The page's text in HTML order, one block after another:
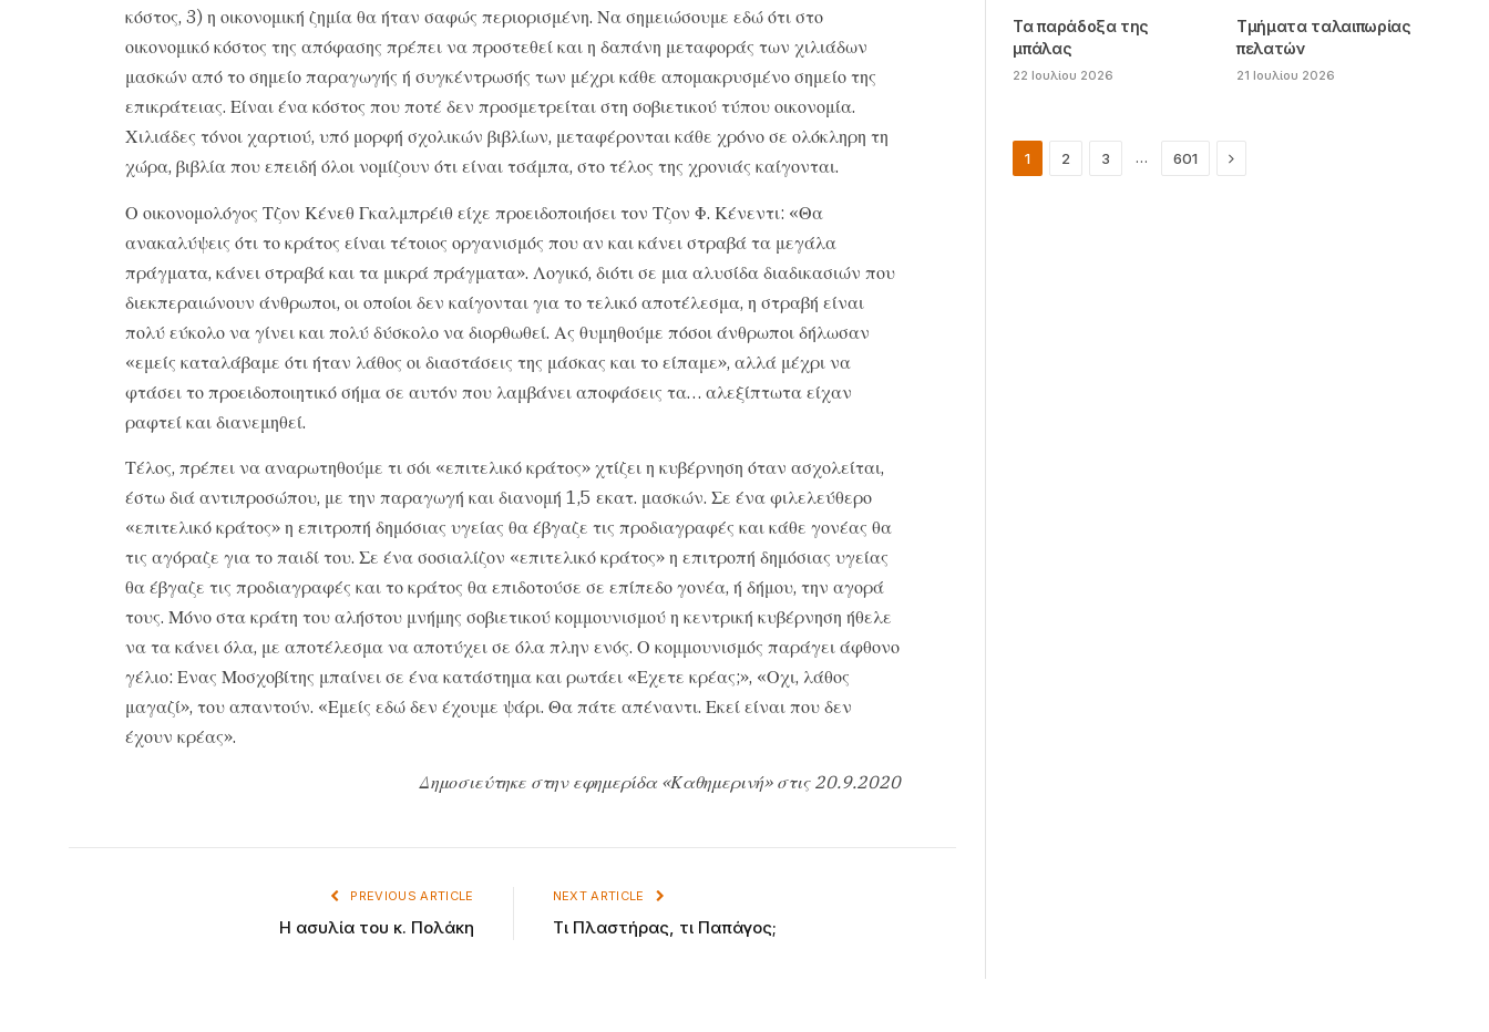
κόστος, 3) η οικονομική ζημία θα ήταν σαφώς περιορισμένη. Να σημειώσουμε εδώ ότι στο
οικονομικό κόστος της απόφασης πρέπει να προστεθεί και η δαπάνη μεταφοράς των χιλιάδων
μασκών από το σημείο παραγωγής ή συγκέντρωσής των μέχρι κάθε απομακρυσμένο σημείο της
επικράτειας. Είναι ένα κόστος που ποτέ δεν προσμετρείται στη σοβιετικού τύπου οικονομία.
Χιλιάδες τόνοι χαρτιού, υπό μορφή σχολικών βιβλίων, μεταφέρονται κάθε χρόνο σε ολόκληρη τη
χώρα, βιβλία που επειδή όλοι νομίζουν ότι είναι τσάμπα, στο τέλος της χρονιάς καίγονται.
Ο οικονομολόγος Τζον Κένεθ Γκαλμπρέιθ είχε προειδοποιήσει τον Τζον Φ. Κένεντι: «Θα
ανακαλύψεις ότι το κράτος είναι τέτοιος οργανισμός που αν και κάνει στραβά τα μεγάλα
πράγματα, κάνει στραβά και τα μικρά πράγματα». Λογικό, διότι σε μια αλυσίδα διαδικασιών που
διεκπεραιώνουν άνθρωποι, οι οποίοι δεν καίγονται για το τελικό αποτέλεσμα, η στραβή είναι
πολύ εύκολο να γίνει και πολύ δύσκολο να διορθωθεί. Ας θυμηθούμε πόσοι άνθρωποι δήλωσαν
«εμείς καταλάβαμε ότι ήταν λάθος οι διαστάσεις της μάσκας και το είπαμε», αλλά μέχρι να
φτάσει το προειδοποιητικό σήμα σε αυτόν που λαμβάνει αποφάσεις τα… αλεξίπτωτα είχαν
ραφτεί και διανεμηθεί.
Τέλος, πρέπει να αναρωτηθούμε τι σόι «επιτελικό κράτος» χτίζει η κυβέρνηση όταν ασχολείται,
έστω διά αντιπροσώπου, με την παραγωγή και διανομή 1,5 εκατ. μασκών. Σε ένα φιλελεύθερο
«επιτελικό κράτος» η επιτροπή δημόσιας υγείας θα έβγαζε τις προδιαγραφές και κάθε γονέας θα
τις αγόραζε για το παιδί του. Σε ένα σοσιαλίζον «επιτελικό κράτος» η επιτροπή δημόσιας υγείας
θα έβγαζε τις προδιαγραφές και το κράτος θα επιδοτούσε σε επίπεδο γονέα, ή δήμου, την αγορά
τους. Μόνο στα κράτη του αλήστου μνήμης σοβιετικού κομμουνισμού η κεντρική κυβέρνηση ήθελε
να τα κάνει όλα, με αποτέλεσμα να αποτύχει σε όλα πλην ενός. Ο κομμουνισμός παράγει άφθονο
γέλιο: Ενας Μοσχοβίτης μπαίνει σε ένα κατάστημα και ρωτάει «Εχετε κρέας;», «Οχι, λάθος
μαγαζί», του απαντούν. «Εμείς εδώ δεν έχουμε ψάρι. Θα πάτε απέναντι. Εκεί είναι που δεν
έχουν κρέας».
Δημοσιεύτηκε στην εφημερίδα «Καθημερινή» στις 20.9.2020
PREVIOUS ARTICLE
Η ασυλία του κ. Πολάκη
NEXT ARTICLE
Τι Πλαστήρας, τι Παπάγος;
Τα παράδοξα της
μπάλας
22 Ιουλίου 2026
Τμήματα ταλαιπωρίας
πελατών
21 Ιουλίου 2026
1 2 3 … 601 Next